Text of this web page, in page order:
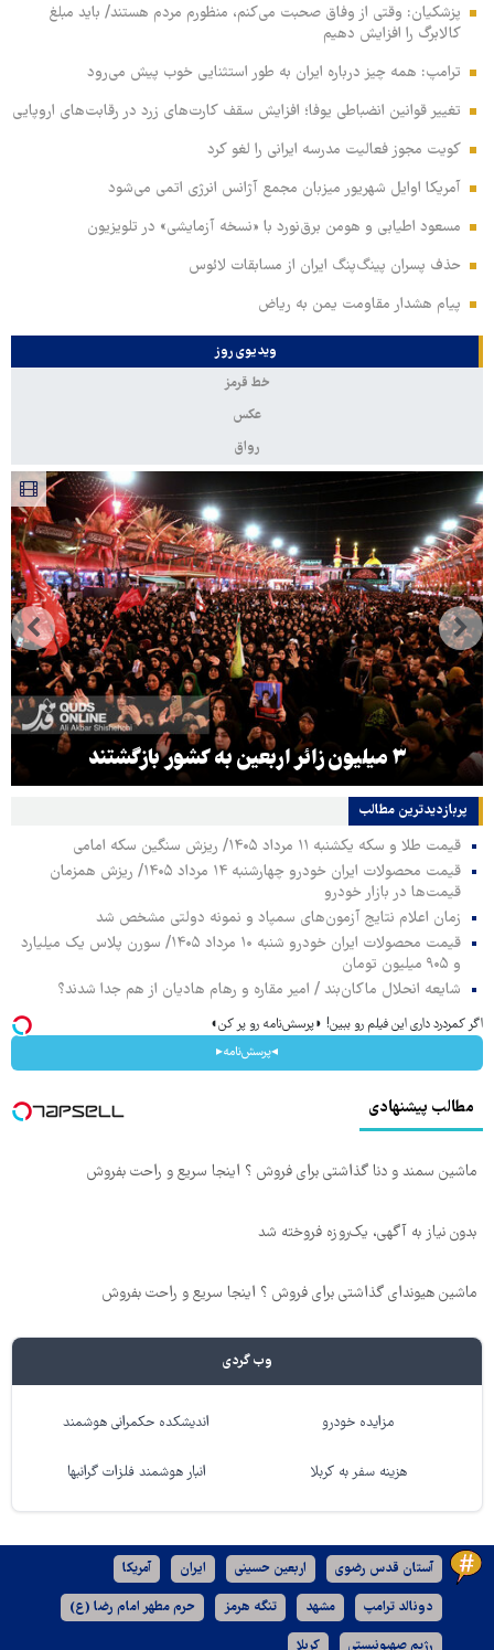
پزشکیان: وقتی از وفاق صحبت می‌کنم، منظورم مردم هستند/ باید مبلغ
کالابرگ را افزایش دهیم
ترامپ: همه چیز درباره ایران به طور استثنایی خوب پیش می‌رود
تغییر قوانین انضباطی یوفا؛ افزایش سقف کارت‌های زرد در رقابت‌های اروپایی
کویت مجوز فعالیت مدرسه ایرانی را لغو کرد
آمریکا اوایل شهریور میزبان مجمع آژانس انرژی اتمی می‌شود
مسعود اطیابی و هومن برق‌نورد با «نسخه آزمایشی» در تلویزیون
حذف پسران پینگ‌پنگ ایران از مسابقات لائوس
پیام هشدار مقاومت یمن به ریاض
ویدیوی روز
خط قرمز
عکس
رواق
۳ میلیون زائر اربعین به کشور بازگشتند
پربازدیدترین‌ مطالب
قیمت طلا و سکه یکشنبه ۱۱ مرداد ۱۴۰۵/ ریزش سنگین سکه امامی
قیمت محصولات ایران خودرو چهارشنبه ۱۴ مرداد ۱۴۰۵/ ریزش همزمان
قیمت‌ها در بازار خودرو
زمان اعلام نتایج آزمون‌های سمپاد و نمونه دولتی مشخص شد
قیمت محصولات ایران خودرو شنبه ۱۰ مرداد ۱۴۰۵/ سورن پلاس یک میلیارد
و ۹۰۵ میلیون تومان
شایعه انحلال ماکان‌بند / امیر مقاره و رهام هادیان از هم جدا شدند؟
اگر کمردرد داری این فیلم رو ببین! ◗پرسش‌نامه رو پر کن◖
◂پرسش‌نامه▸
مطالب پیشنهادی
ماشین سمند و دنا گذاشتی برای فروش ؟ اینجا سریع و راحت بفروش
بدون نیاز به آگهی، یک‌روزه فروخته شد
ماشین هیوندای گذاشتی برای فروش ؟ اینجا سریع و راحت بفروش
وب گردی
مزایده خودرو اندیشکده حکمرانی هوشمند
هزینه سفر به کربلا انبار هوشمند فلزات گرانبها
آستان قدس رضوی اربعین حسینی ایران آمریکا
دونالد ترامپ مشهد تنگه هرمز حرم مطهر امام رضا (ع)
رژیم صهیونیستی کربلا